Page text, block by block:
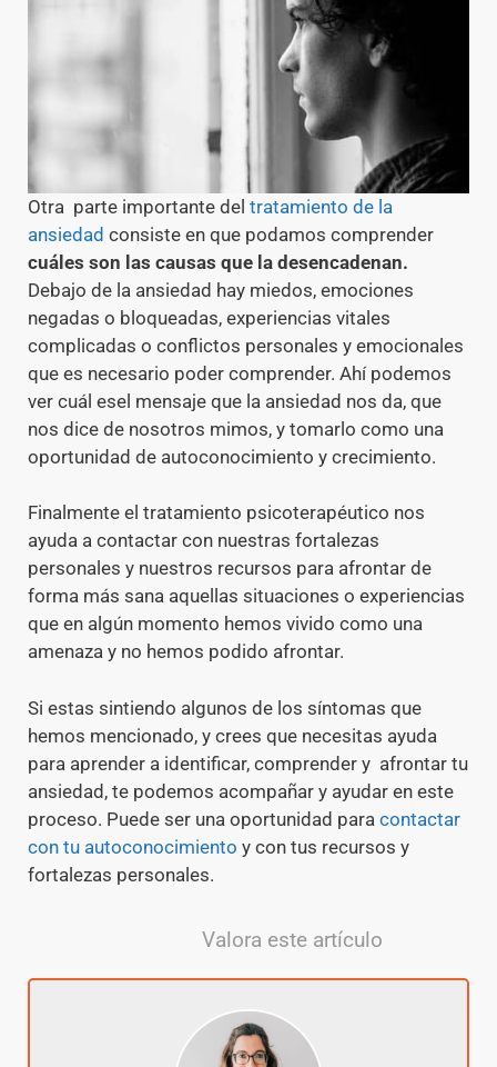
Otra parte importante del tratamiento de la
ansiedad consiste en que podamos comprender
cuáles son las causas que la desencadenan.
Debajo de la ansiedad hay miedos, emociones
negadas o bloqueadas, experiencias vitales
complicadas o conflictos personales y emocionales
que es necesario poder comprender. Ahí podemos
ver cuál esel mensaje que la ansiedad nos da, que
nos dice de nosotros mimos, y tomarlo como una
oportunidad de autoconocimiento y crecimiento.
Finalmente el tratamiento psicoterapéutico nos
ayuda a contactar con nuestras fortalezas
personales y nuestros recursos para afrontar de
forma más sana aquellas situaciones o experiencias
que en algún momento hemos vivido como una
amenaza y no hemos podido afrontar.
Si estas sintiendo algunos de los síntomas que
hemos mencionado, y crees que necesitas ayuda
para aprender a identificar, comprender y afrontar tu
ansiedad, te podemos acompañar y ayudar en este
proceso. Puede ser una oportunidad para contactar
con tu autoconocimiento y con tus recursos y
fortalezas personales.
Valora este artículo